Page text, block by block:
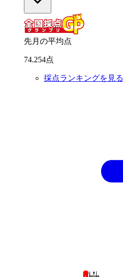
先月の平均点
74.254点
採点ランキングを見る